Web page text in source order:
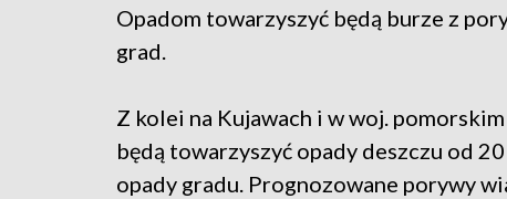
Opadom towarzyszyć będą burze z
grad.
Z kolei na Kujawach i w woj.
będą towarzyszyć opady deszczu od
opady gradu. Prognozowane porywy